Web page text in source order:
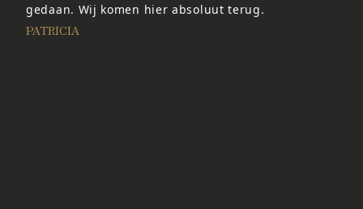
gedaan. Wij komen hier absoluut terug.
PATRICIA